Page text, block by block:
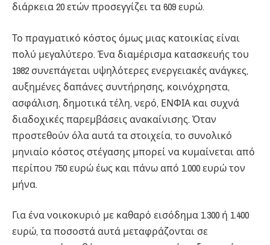
διάρκεια 20 ετών προσεγγίζει τα 609 ευρώ.
Το πραγματικό κόστος όμως μιας κατοικίας είναι
πολύ μεγαλύτερο. Ένα διαμέρισμα κατασκευής του
1982 συνεπάγεται υψηλότερες ενεργειακές ανάγκες,
αυξημένες δαπάνες συντήρησης, κοινόχρηστα,
ασφάλιση, δημοτικά τέλη, νερό, ΕΝΦΙΑ και συχνά
διαδοχικές παρεμβάσεις ανακαίνισης. Όταν
προστεθούν όλα αυτά τα στοιχεία, το συνολικό
μηνιαίο κόστος στέγασης μπορεί να κυμαίνεται από
περίπου 750 ευρώ έως και πάνω από 1.000 ευρώ τον
μήνα.
Για ένα νοικοκυριό με καθαρό εισόδημα 1.300 ή 1.400
ευρώ, τα ποσοστά αυτά μεταφράζονται σε